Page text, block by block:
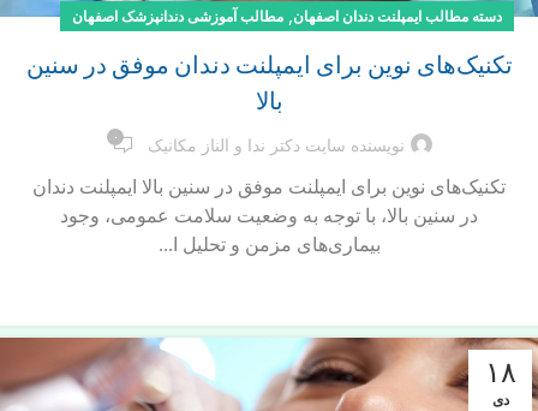
دسته مطالب ایمپلنت دندان اصفهان, مطالب آموزشی دندانپزشک اصفهان
تکنیک‌های نوین برای ایمپلنت دندان موفق در سنین
بالا
نویسنده سایت دکتر ندا و الناز مکانیک ۰
تکنیک‌های نوین برای ایمپلنت موفق در سنین بالا ایمپلنت دندان
در سنین بالا، با توجه به وضعیت سلامت عمومی، وجود
بیماری‌های مزمن و تحلیل ا...
۱۸
دی